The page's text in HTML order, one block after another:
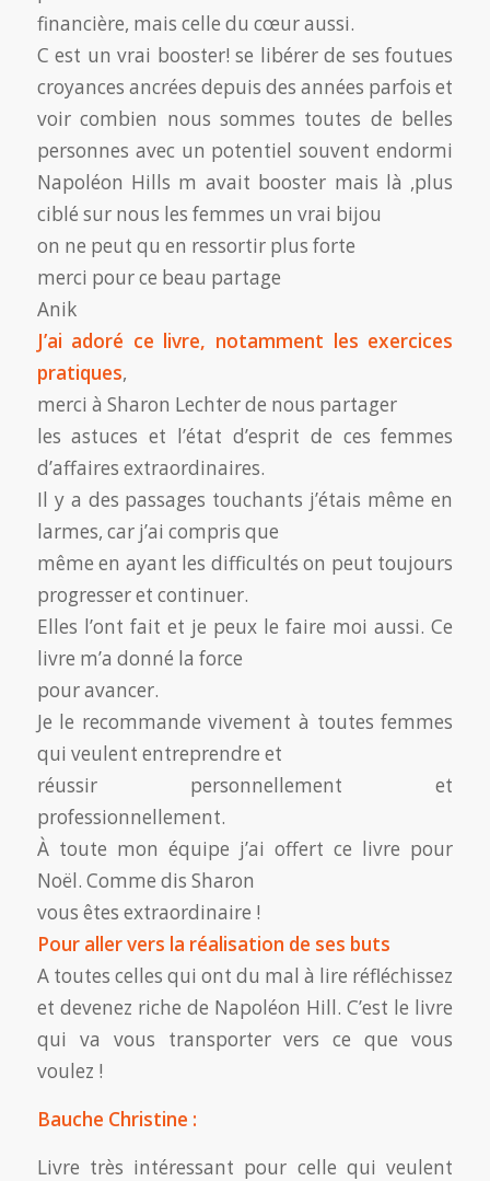
financière, mais celle du cœur aussi.
C est un vrai booster! se libérer de ses foutues
croyances ancrées depuis des années parfois et
voir combien nous sommes toutes de belles
personnes avec un potentiel souvent endormi
Napoléon Hills m avait booster mais là ,plus
ciblé sur nous les femmes un vrai bijou
on ne peut qu en ressortir plus forte
merci pour ce beau partage
Anik
J’ai adoré ce livre, notamment les exercices
pratiques,
merci à Sharon Lechter de nous partager
les astuces et l’état d’esprit de ces femmes
d’affaires extraordinaires.
Il y a des passages touchants j’étais même en
larmes, car j’ai compris que
même en ayant les difficultés on peut toujours
progresser et continuer.
Elles l’ont fait et je peux le faire moi aussi. Ce
livre m’a donné la force
pour avancer.
Je le recommande vivement à toutes femmes
qui veulent entreprendre et
réussir personnellement et
professionnellement.
À toute mon équipe j’ai offert ce livre pour
Noël. Comme dis Sharon
vous êtes extraordinaire !
Pour aller vers la réalisation de ses buts
A toutes celles qui ont du mal à lire réfléchissez
et devenez riche de Napoléon Hill. C’est le livre
qui va vous transporter vers ce que vous
voulez !
Bauche Christine :
Livre très intéressant pour celle qui veulent